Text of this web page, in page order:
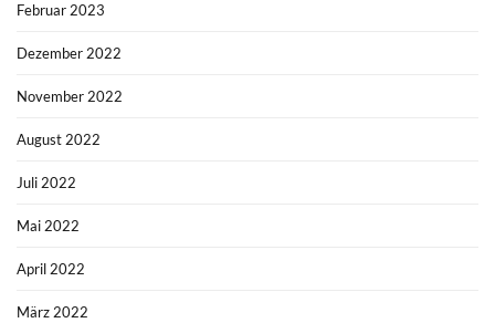
Februar 2023
Dezember 2022
November 2022
August 2022
Juli 2022
Mai 2022
April 2022
März 2022